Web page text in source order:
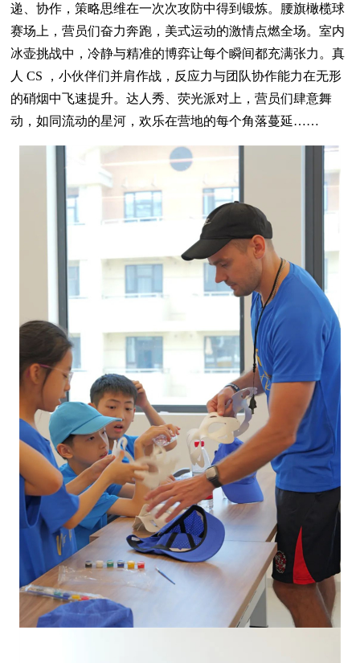
递、协作，策略思维在一次次攻防中得到锻炼。腰旗橄榄球
赛场上，营员们奋力奔跑，美式运动的激情点燃全场。室内
冰壶挑战中，冷静与精准的博弈让每个瞬间都充满张力。真
人 CS ，小伙伴们并肩作战，反应力与团队协作能力在无形
的硝烟中飞速提升。达人秀、荧光派对上，营员们肆意舞
动，如同流动的星河，欢乐在营地的每个角落蔓延……